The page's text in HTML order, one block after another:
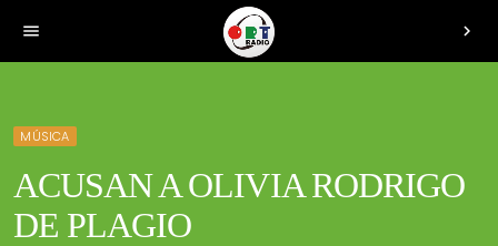
menu chevron_right
MÚSICA
ACUSAN A OLIVIA RODRIGO
DE PLAGIO